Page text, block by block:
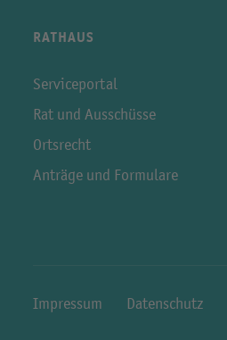
RATHAUS
Serviceportal
Rat und Ausschüsse
Ortsrecht
Anträge und Formulare
Impressum Datenschutz